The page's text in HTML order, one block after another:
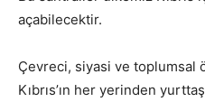
açabilecektir.
Çevreci, siyasi ve toplumsal
Kıbrıs’ın her yerinden